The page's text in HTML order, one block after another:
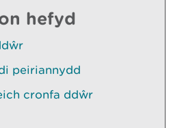
hefyd
peiriannydd
cronfa ddŵr